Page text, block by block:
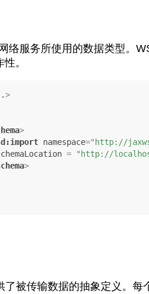
络服务所使用的数据类型。
。
>
>
namespace="http://
=
"http://
>
了被传输数据的抽象定义。每